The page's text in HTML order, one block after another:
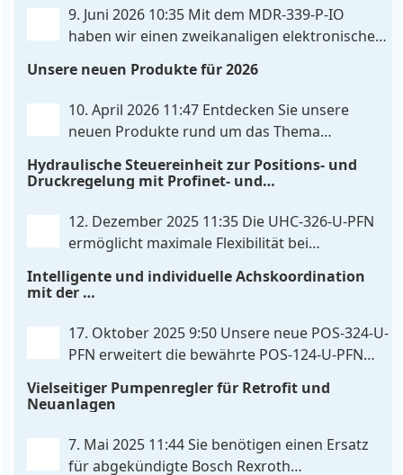
Differenzeingang, der flexibel für Sollwertsignale
von 0…10V oder 4…20mA konfiguriert werden kann.
9. Juni 2026 10:35 Mit dem MDR‑339‑P‑IO
haben wir einen zweikanaligen elektronischen
IO‑Link‑Kommunikation direkt mit integrierten
Leistungsendstufen vereint – eine Kombination, die
es so bislang nicht gibt. Die Anbindung an die
Unsere neuen Produkte für 2026
10. April 2026 11:47 Entdecken Sie unsere
neuen Produkte rund um das Thema
machen Ihre Anlagen noch effizienter, zuverlässiger
Positionier- und Gleichlaufregelbaugruppe UHC-
326-U-PFN Hydraulisches Steuergerät zur Positions-
Hydraulische Steuereinheit zur Positions- und
Druckregelung mit Profinet- und
12. Dezember 2025 11:35 Die UHC-326-U-PFN
ermöglicht maximale Flexibilität bei
Funktion der UHC-126-U-PFN bleibt erhalten,
Anpassungsmöglichkeiten. Die UHC-326-U-PFN ist
ein hydraulisches Steuergerät zur genauen
. . .
Intelligente und individuelle Achskoordination
mit der
17. Oktober 2025 9:50 Unsere neue POS-324-U-
PFN erweitert die bewährte POS-124-U-PFN
Achskoordination und individuelle
und integrierten Simulationsmodus. Zusätzlich zur
bewährten Gleichlaufregelung, die eine präzise und
Vielseitiger Pumpenregler für Retrofit und
Neuanlagen
7. Mai 2025 11:44Sie benötigen einen Ersatz
für abgekündigte Bosch Rexroth